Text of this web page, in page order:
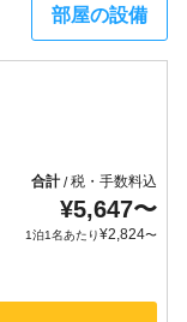
部屋の設備
合計/税・手数料込
¥5,647〜
1泊1名あたり¥2,824〜